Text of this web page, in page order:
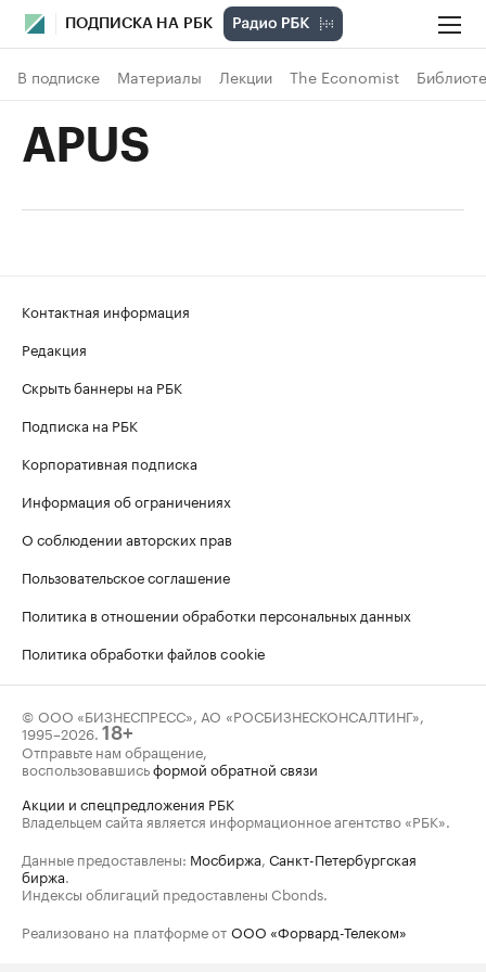
ПОДПИСКА НА РБК
В подписке Материалы Лекции The Economist
APUS
Контактная информация
Редакция
Скрыть баннеры на РБК
Подписка на РБК
Корпоративная подписка
Информация об ограничениях
О соблюдении авторских прав
Пользовательское соглашение
Политика в отношении обработки персональных данных
Политика обработки файлов cookie
© ООО «БИЗНЕСПРЕСС», АО «РОСБИЗНЕСКОНСАЛТИНГ»,
1995–2026. 18+
Отправьте нам обращение,
воспользовавшисьформой обратной связи
Акции и спецпредложения РБК
Владельцем сайта является информационное агентство «РБК».
Данные предоставлены: Мосбиржа, Санкт-Петербургская
биржа.
Индексы облигаций предоставлены Cbonds.
Реализовано на платформе от ООО «Форвард-Телеком»